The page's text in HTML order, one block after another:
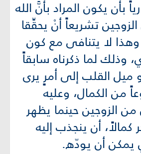
بأن يكون المراد بأنَّ الله
تشريعاً أنْ يحقِّقا
وهذا لا يتنافى مع كون
وذلك لما ذكرناه سابقاً
القلب إلى أمرٍ يرى
من الكمال، وعليه
الزوجين حينما يظهر
كمالاً، أن ينجذب إليه
يمكن أن يودّه.